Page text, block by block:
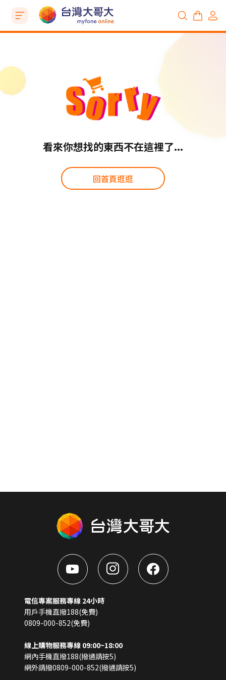
看來你想找的東西不在這裡了...
回首頁逛逛
電信專案服務專線 24小時
用戶手機直撥188(免費)
0809-000-852(免費)
線上購物服務專線 09:00~18:00
網內手機直撥188(撥通請按5)
網外請撥0809-000-852(撥通請按5)